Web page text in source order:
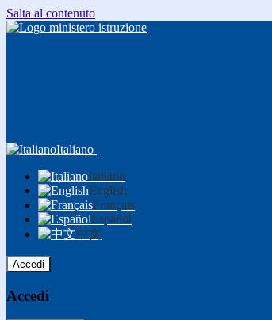
Salta al contenuto
Italiano
Italiano
English
Français
Español
中文
Accedi
Accedi